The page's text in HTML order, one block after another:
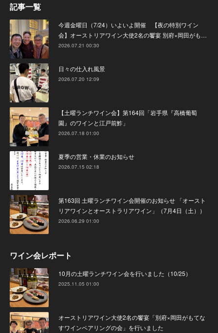
記事一覧
今週金曜日（7/24）いよいよ開催 【夜の特別ワイン
会】オーストリアワイン大使2名の饗宴 別府×岡田がも…
2026.07.21 00:30
日々の仕入れ風景
2026.07.20 12:09
【土曜ランチワイン会】第164回「岩手県『高橋葡萄
園』のワインと江戸前鮓」
2026.07.18 01:00
夏季の営業・休業のお知らせ
2026.07.15 02:18
第163回 土曜ランチワイン会開催のお知らせ 「オースト
リアワインとオーストラリアワイン」（7月4日（土））
2026.06.29 01:00
ワイン会レポート
10月の土曜ランチワイン会を行いました（10/25）
2025.11.05 01:00
オーストリアワイン大使2名の饗宴「別府×岡田がもてな
すワインペアリングの会」を行いました